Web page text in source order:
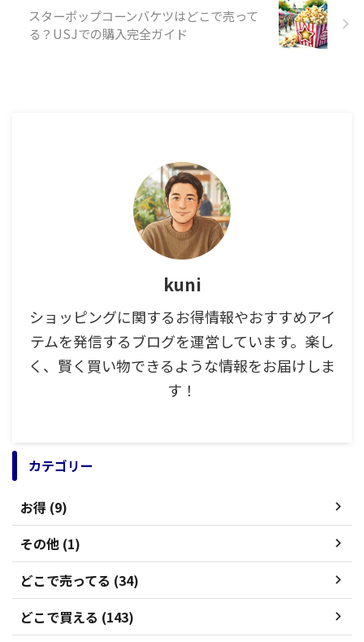
スターポップコーンバケツはどこで売って
る？USJでの購入完全ガイド
kuni
ショッピングに関するお得情報やおすすめアイ
テムを発信するブログを運営しています。楽し
く、賢く買い物できるような情報をお届けしま
す！
カテゴリー
お得 (9)
その他 (1)
どこで売ってる (34)
どこで買える (143)